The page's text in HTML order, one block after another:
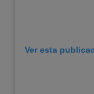
Ver esta